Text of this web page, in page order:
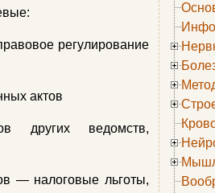
регулирование
актов
других ведомств,
— налоговые льготы,